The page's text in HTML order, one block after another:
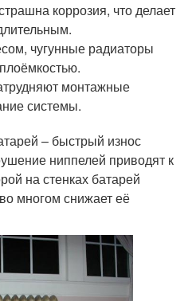
коррозия, что делает
чугунные радиаторы
монтажные
системы.
– быстрый износ
ниппелей приводят к
на стенках батарей
многом снижает её